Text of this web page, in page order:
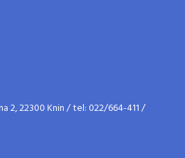
2, 22300 Knin / tel: 022/664-411 /